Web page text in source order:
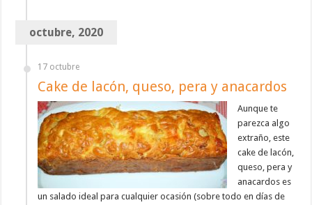
octubre, 2020
17 octubre
Cake de lacón, queso, pera y anacardos
Aunque te
parezca algo
extraño, este
cake de lacón,
queso, pera y
anacardos es
un salado ideal para cualquier ocasión (sobre todo en días de